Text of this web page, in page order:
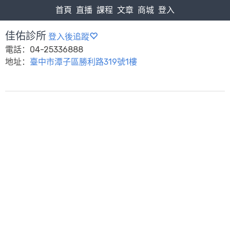
首頁 直播 課程 文章 商城 登入
佳佑診所 登入後追蹤
電話：04-25336888
地址： 臺中市潭子區勝利路319號1樓